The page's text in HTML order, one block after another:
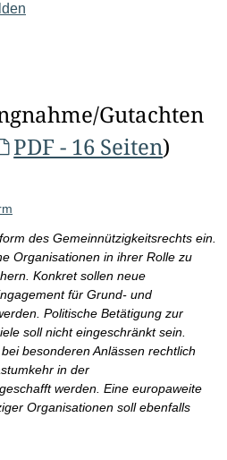
Gutachten
PDF - 16 Seiten)
des Gemeinnützigkeitsrechts ein.
Organisationen in ihrer Rolle zu
Konkret sollen neue
für Grund- und
Politische Betätigung zur
soll nicht eingeschränkt sein.
besonderen Anlässen rechtlich
in der
werden. Eine europaweite
Organisationen soll ebenfalls